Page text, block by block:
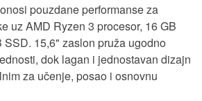
pouzdane performanse za
uz AMD Ryzen 3 procesor, 16 GB
SSD. 15,6" zaslon pruža ugodno
dok lagan i jednostavan dizajn
za učenje, posao i osnovnu